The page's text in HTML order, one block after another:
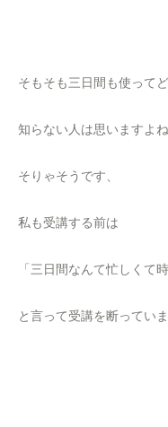
そもそも三日間も使って
知らない人は思いますよね
そりゃそうです、
私も受講する前は
「三日間なんて忙しくて
と言って受講を断ってい